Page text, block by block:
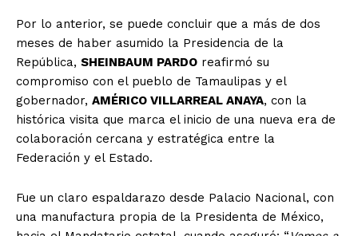
Por lo anterior, se puede concluir que a más de dos
meses de haber asumido la Presidencia de la
República, SHEINBAUM PARDO reafirmó su
compromiso con el pueblo de Tamaulipas y el
gobernador, AMÉRICO VILLARREAL ANAYA, con la
histórica visita que marca el inicio de una nueva era de
colaboración cercana y estratégica entre la
Federación y el Estado.
Fue un claro espaldarazo desde Palacio Nacional, con
una manufactura propia de la Presidenta de México,